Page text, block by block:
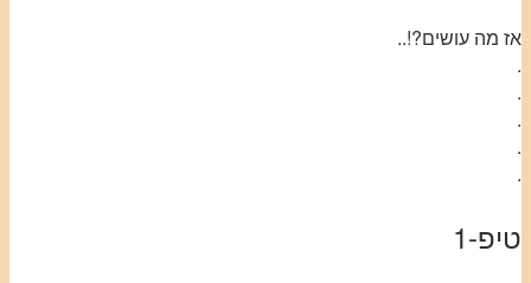
אז מה עושים?!..
.
.
.
.
.
טיפ-1